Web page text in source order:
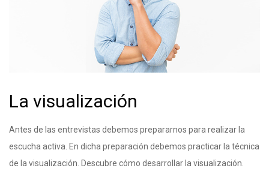
La visualización
Antes de las entrevistas debemos prepararnos para realizar la
escucha activa. En dicha preparación debemos practicar la técnica
de la visualización. Descubre cómo desarrollar la visualización.